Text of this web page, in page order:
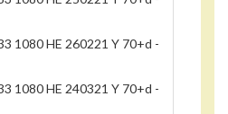
1080 HE 260221 Y 70+d -
1080 HE 240321 Y 70+d -